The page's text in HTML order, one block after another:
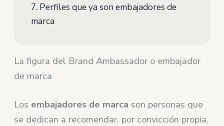
7.Perfiles que ya son embajadores de
marca
La figura del Brand Ambassador o embajador
de marca
Los embajadores de marca son personas que
se dedican a recomendar, por convicción propia,